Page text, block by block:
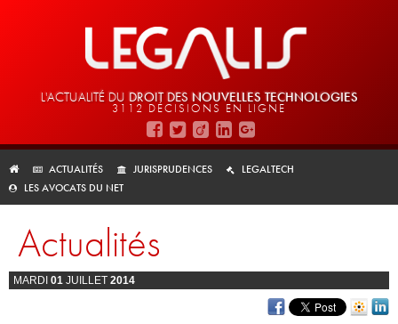
L'ACTUALITÉ DU DROIT DES NOUVELLES TECHNOLOGIES
3112 DÉCISIONS EN LIGNE
ACTUALITÉS JURISPRUDENCES
LEGALTECH
LES AVOCATS DU NET
Actualités
MARDI 01 JUILLET 2014